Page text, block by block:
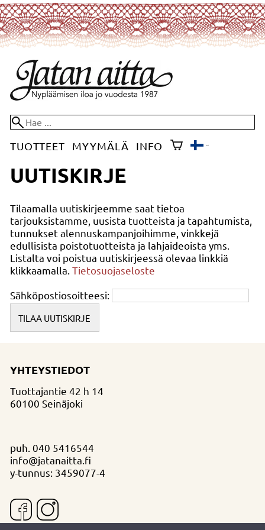
TUOTTEET MYYMÄLÄ INFO
UUTISKIRJE
Tilaamalla uutiskirjeemme saat tietoa
tarjouksistamme, uusista tuotteista ja tapahtumista,
tunnukset alennuskampanjoihimme, vinkkejä
edullisista poistotuotteista ja lahjaideoista yms.
Listalta voi poistua uutiskirjeessä olevaa linkkiä
klikkaamalla. Tietosuojaseloste
Sähköpostiosoitteesi:
YHTEYSTIEDOT
Tuottajantie 42 h 14
60100 Seinäjoki
puh. 040 5416544
info@jatanaitta.fi
y-tunnus: 3459077-4